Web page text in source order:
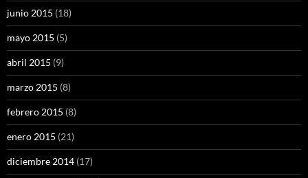
junio 2015 (18)
mayo 2015 (5)
abril 2015 (9)
marzo 2015 (8)
febrero 2015 (8)
enero 2015 (21)
diciembre 2014 (17)